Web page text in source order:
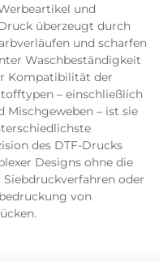
und
überzeugt durch
und scharfen
Waschbeständigkeit
Kompatibilität der
– einschließlich
Mischgeweben – ist sie
des DTF-Drucks
Designs ohne die
oder
von